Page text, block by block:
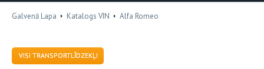
Galvenā Lapa Katalogs VIN Alfa Romeo
VISI TRANSPORTLĪDZEKĻI